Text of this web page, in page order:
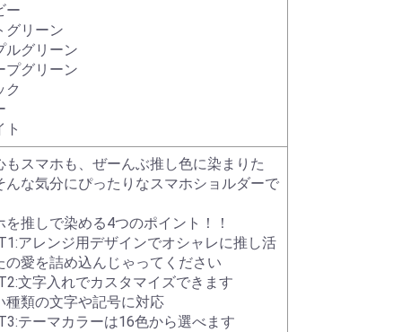
ー
グリーン
ルグリーン
プグリーン
ク
ト
もスマホも、ぜーんぶ推し色に染まりた
んな気分にぴったりなスマホショルダーで
を推しで染める4つのポイント！！
アレンジ用デザインでオシャレに推し活
の愛を詰め込んじゃってください
文字入れでカスタマイズできます
種類の文字や記号に対応
テーマカラーは16色から選べます